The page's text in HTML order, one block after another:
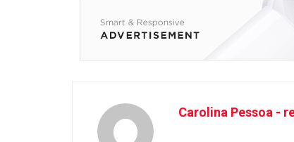
Carolina Pessoa -